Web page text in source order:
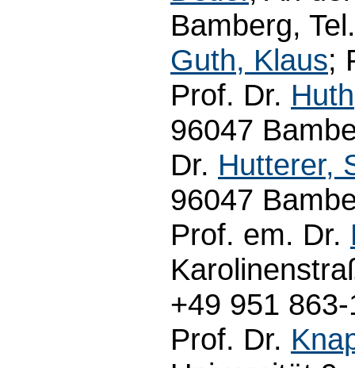
Bamberg,
Guth, Klaus;
Prof. Dr.
96047
Dr. Hutterer,
96047
Prof. em. Dr.
+49 951
Prof. Dr.